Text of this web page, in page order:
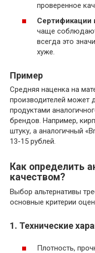
проверенное
Сертификации
чаще
всегда это
хуже.
Пример
Средняя наценка на
производителей может
продуктами
брендов. Например,
штуку, а аналогичный
13-15 рублей.
Как определить
качеством?
Выбор альтернативы
основные критерии
1. Технические
Плотность,